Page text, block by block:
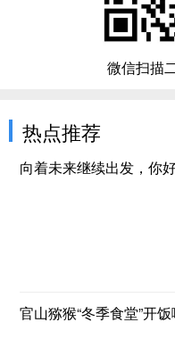
微信扫描
热点推荐
向着未来继续出发，你
官山猕猴“冬季食堂”开饭